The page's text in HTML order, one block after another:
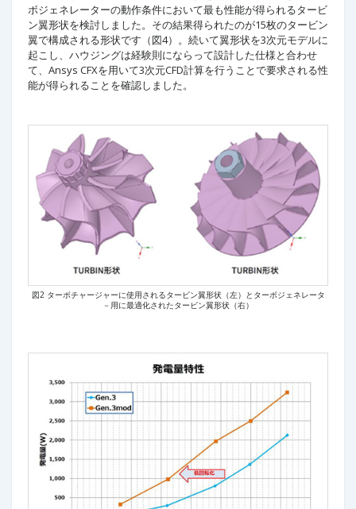
ボジェネレーターの動作条件において最も性能が得られるタービ
ン翼形状を検討しました。その結果得られたのが15枚のタービン
翼で構成される形状です（図4）。続いて翼形状を3次元モデルに
起こし、ハウジングは経験則にならって設計した仕様と合わせ
て、Ansys CFXを用いて3次元CFD計算を行うことで要求される性
能が得られることを確認しました。
図2 ターボチャージャーに使用されるタービン翼形状（左）とターボジェネレータ
－用に最適化されたタービン翼形状（右）